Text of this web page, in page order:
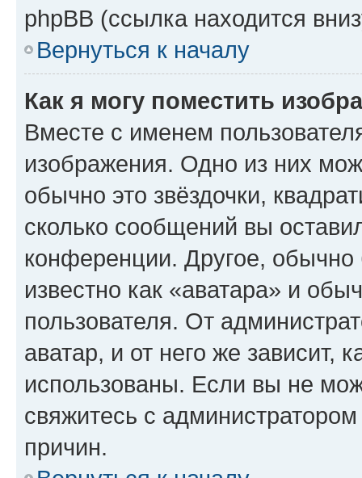
phpBB (ссылка находится
Вернуться к началу
Как я могу поместить
Вместе с именем
изображения. Одно из них
обычно это звёздочки,
сколько сообщений вы
конференции. Другое,
известно как «аватара» и
пользователя. От
аватар, и от него же зависит,
использованы. Если вы не
свяжитесь с
причин.